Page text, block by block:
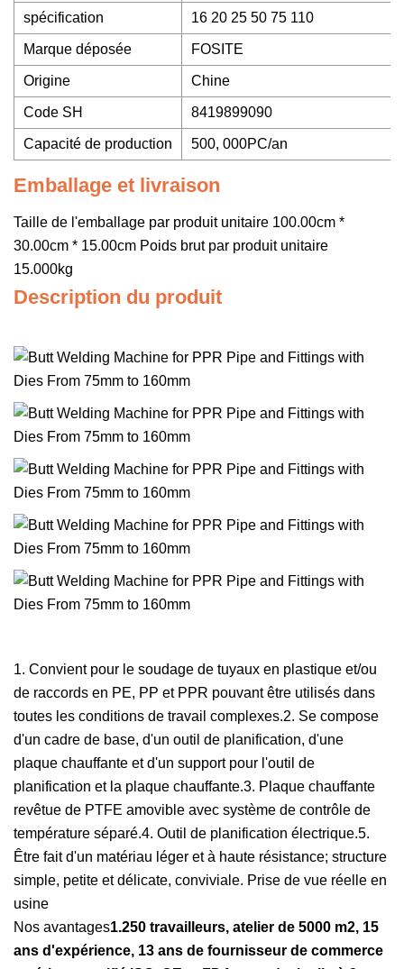
spécification 16 20 25 50 75 110
Marque déposée FOSITE
Origine Chine
Code SH 8419899090
Capacité de production 500, 000PC/an
Emballage et livraison
Taille de l'emballage par produit unitaire 100.00cm *
30.00cm * 15.00cm Poids brut par produit unitaire
15.000kg
Description du produit
1. Convient pour le soudage de tuyaux en plastique et/ou
de raccords en PE, PP et PPR pouvant être utilisés dans
toutes les conditions de travail complexes.2. Se compose
d'un cadre de base, d'un outil de planification, d'une
plaque chauffante et d'un support pour l'outil de
planification et la plaque chauffante.3. Plaque chauffante
revêtue de PTFE amovible avec système de contrôle de
température séparé.4. Outil de planification électrique.5.
Être fait d'un matériau léger et à haute résistance; structure
simple, petite et délicate, conviviale. Prise de vue réelle en
usine
Nos avantages1.250 travailleurs, atelier de 5000 m2, 15
ans d'expérience, 13 ans de fournisseur de commerce